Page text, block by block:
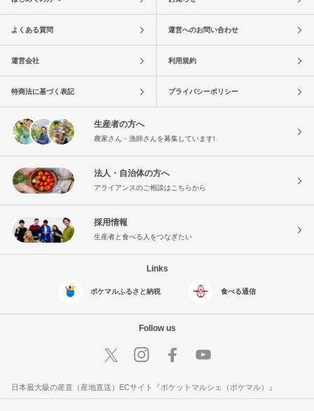
よくある質問 運営へのお問い合わせ
運営会社 利用規約
特商法に基づく表記 プライバシーポリシー
生産者の方へ
農家さん・漁師さんを募集しています!
法人・自治体の方へ
アライアンスのご相談はこちらから
採用情報
生産者と食べる人をつなぎたい
Links
ポケマルふるさと納税 食べる通信
Follow us
日本最大級の産直（産地直送）ECサイト『ポケットマルシェ（ポケマル）』